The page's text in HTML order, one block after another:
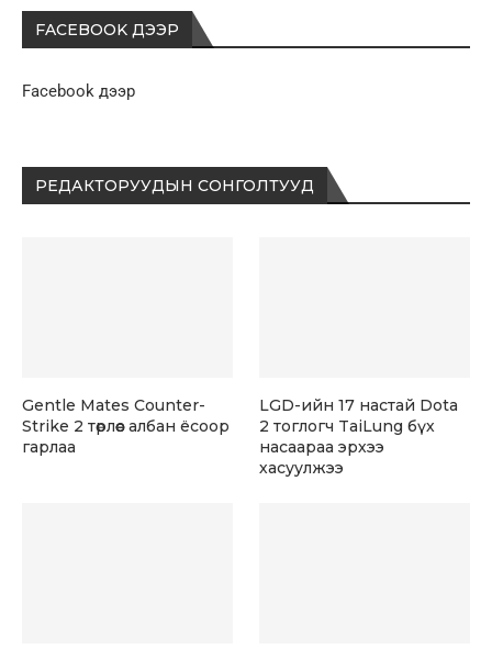
FACEBOOK ДЭЭР
Facebook дээр
РЕДАКТОРУУДЫН СОНГОЛТУУД
Gentle Mates Counter-
Strike 2 төрлөөс албан ёсоор
гарлаа
LGD-ийн 17 настай Dota
2 тоглогч TaiLung бүх
насаараа эрхээ
хасуулжээ